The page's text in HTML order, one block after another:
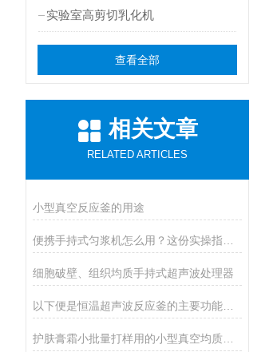
实验室高剪切乳化机
查看全部
相关文章
RELATED ARTICLES
小型真空反应釜的用途
细胞破壁、组织均质手持式超声波处理器